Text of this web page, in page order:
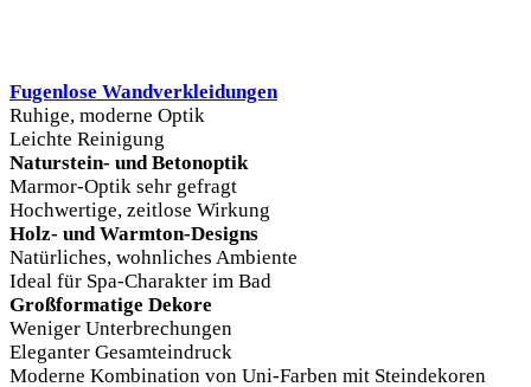
Fugenlose Wandverkleidungen
Ruhige, moderne Optik
Leichte Reinigung
Naturstein- und Betonoptik
Marmor-Optik sehr gefragt
Hochwertige, zeitlose Wirkung
Holz- und Warmton-Designs
Natürliches, wohnliches Ambiente
Ideal für Spa-Charakter im Bad
Großformatige Dekore
Weniger Unterbrechungen
Eleganter Gesamteindruck
Moderne Kombination von Uni-Farben mit Steindekoren